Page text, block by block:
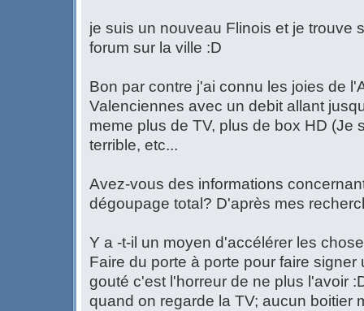
je suis un nouveau Flinois et je trouve
forum sur la ville :D
Bon par contre j'ai connu les joies de
Valenciennes avec un debit allant
meme plus de TV, plus de box HD (Je
terrible, etc...
Avez-vous des informations
dégoupage total? D'après mes
Y a -t-il un moyen d'accélérer les
Faire du porte à porte pour faire
gouté c'est l'horreur de ne plus l'avoir
quand on regarde la TV; aucun boitier